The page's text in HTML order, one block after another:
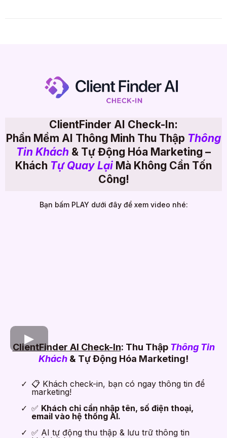
ClientFinder AI Check-In:
Phần Mềm AI Thông Minh Thu Thập Thông
Tin Khách & Tự Động Hóa Marketing –
Khách Tự Quay Lại Mà Không Cần Tốn
Công!
Bạn bấm PLAY dưới đây để xem video nhé:
ClientFinder AI Check-In: Thu Thập Thông Tin
Khách & Tự Động Hóa Marketing!
📋 Khách check-in, bạn có ngay thông tin để
marketing!
✅ Khách chỉ cần nhập tên, số điện thoại,
email vào hệ thống AI.
✅ AI tự động thu thập & lưu trữ thông tin